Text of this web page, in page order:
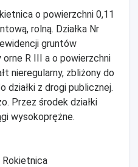
o powierzchni 0,11
rolną. Działka Nr
gruntów
R III a o powierzchni
nieregularny, zbliżony do
działki z drogi publicznej.
Przez środek działki
wysokoprężne.